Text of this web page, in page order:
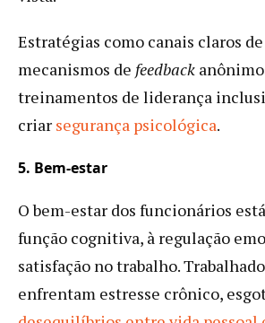
Estratégias como canais claros
mecanismos de feedback
treinamentos de liderança
criar segurança psicológica.
5. Bem-estar
O bem-estar dos funcionários
função cognitiva, à regulação
satisfação no trabalho.
enfrentam estresse crônico,